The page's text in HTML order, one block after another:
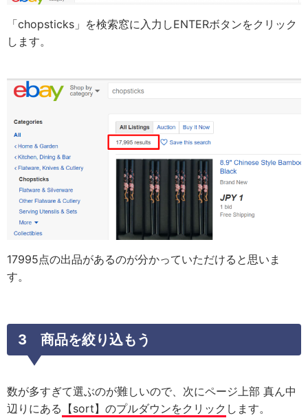
「chopsticks」を検索窓に入力しENTERボタンをクリック
します。
17995点の出品があるのが分かっていただけると思いま
す。
3 商品を絞り込もう
数が多すぎて選ぶのが難しいので、次にページ上部 真ん中
辺りにある 【sort】のプルダウンをクリック します。